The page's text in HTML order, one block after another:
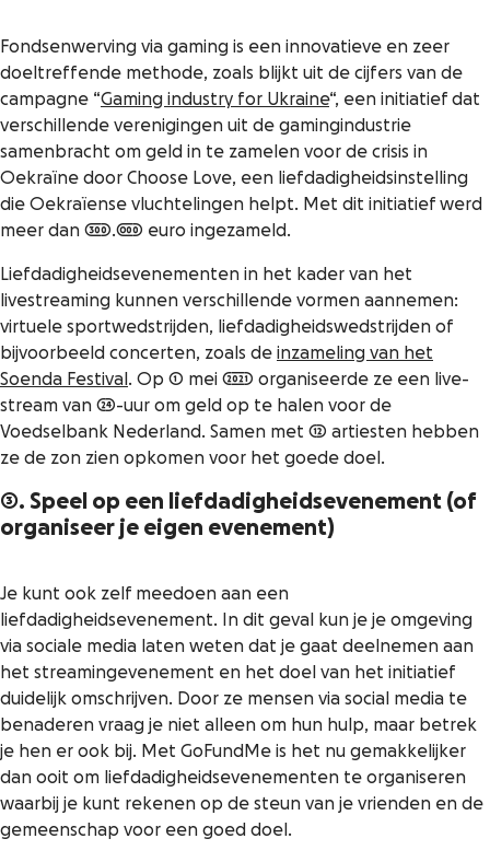
Fondsenwerving via gaming is een innovatieve en zeer
doeltreffende methode, zoals blijkt uit de cijfers van de
campagne “Gaming industry for Ukraine“, een initiatief dat
verschillende verenigingen uit de gamingindustrie
samenbracht om geld in te zamelen voor de crisis in
Oekraïne door Choose Love, een liefdadigheidsinstelling
die Oekraïense vluchtelingen helpt. Met dit initiatief werd
meer dan 300.000 euro ingezameld.
Liefdadigheidsevenementen in het kader van het
livestreaming kunnen verschillende vormen aannemen:
virtuele sportwedstrijden, liefdadigheidswedstrijden of
bijvoorbeeld concerten, zoals de inzameling van het
Soenda Festival . Op 1 mei 2021 organiseerde ze een live-
stream van 24-uur om geld op te halen voor de
Voedselbank Nederland. Samen met 12 artiesten hebben
ze de zon zien opkomen voor het goede doel.
3. Speel op een liefdadigheidsevenement (of
organiseer je eigen evenement)
Je kunt ook zelf meedoen aan een
liefdadigheidsevenement. In dit geval kun je je omgeving
via sociale media laten weten dat je gaat deelnemen aan
het streamingevenement en het doel van het initiatief
duidelijk omschrijven. Door ze mensen via social media te
benaderen vraag je niet alleen om hun hulp, maar betrek
je hen er ook bij. Met GoFundMe is het nu gemakkelijker
dan ooit om liefdadigheidsevenementen te organiseren
waarbij je kunt rekenen op de steun van je vrienden en de
gemeenschap voor een goed doel.